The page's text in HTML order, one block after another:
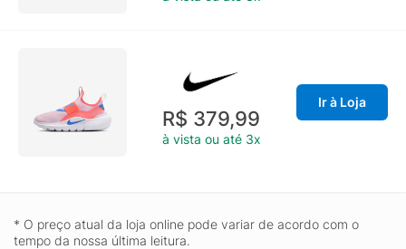
R$ 379,99
à vista ou até 3x
Ir à Loja
* O preço atual da loja online pode variar de acordo com o
tempo da nossa última leitura.